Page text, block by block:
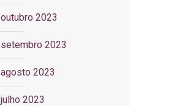
outubro 2023
setembro 2023
agosto 2023
julho 2023